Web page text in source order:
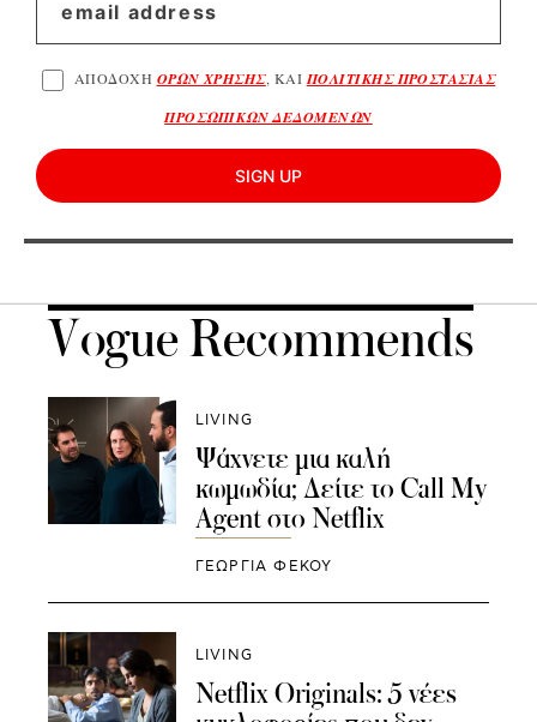
ΑΠΟΔΟΧΗ ΟΡΩΝ ΧΡΗΣΗΣ, ΚΑΙ ΠΟΛΙΤΙΚΗΣ ΠΡΟΣΤΑΣΙΑΣ
ΠΡΟΣΩΠΙΚΩΝ ΔΕΔΟΜΕΝΩΝ
SIGN UP
Vogue Recommends
LIVING
Ψάχνετε μια καλή
κωμωδία; Δείτε το Call My
Agent στο Netflix
ΓΕΩΡΓΙΑ ΦΕΚΟΥ
LIVING
Netflix Originals: 5 νέες